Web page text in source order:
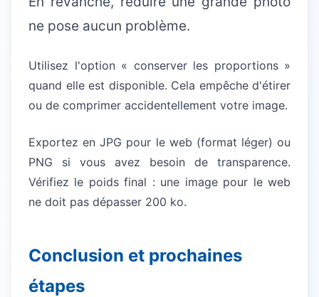
ne pose aucun problème.
Utilisez l'option « conserver les proportions »
quand elle est disponible. Cela empêche d'étirer
ou de comprimer accidentellement votre image.
Exportez en JPG pour le web (format léger) ou
PNG si vous avez besoin de transparence.
Vérifiez le poids final : une image pour le web
ne doit pas dépasser 200 ko.
Conclusion et prochaines
étapes